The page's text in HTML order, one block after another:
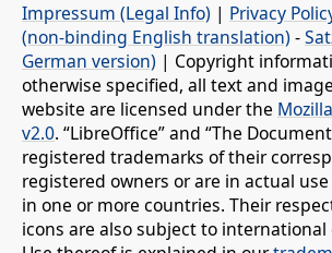
Impressum (Legal Info) | Privacy
(non-binding English translation) -
German version) | Copyright
otherwise specified, all text and
website are licensed under the
v2.0. “LibreOffice” and “The
registered trademarks of their
registered owners or are in actual
in one or more countries. Their
icons are also subject to